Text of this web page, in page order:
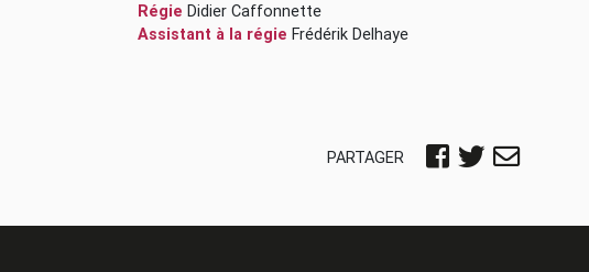
Régie Didier Caffonnette
Assistant à la régie Frédérik Delhaye
PARTAGER